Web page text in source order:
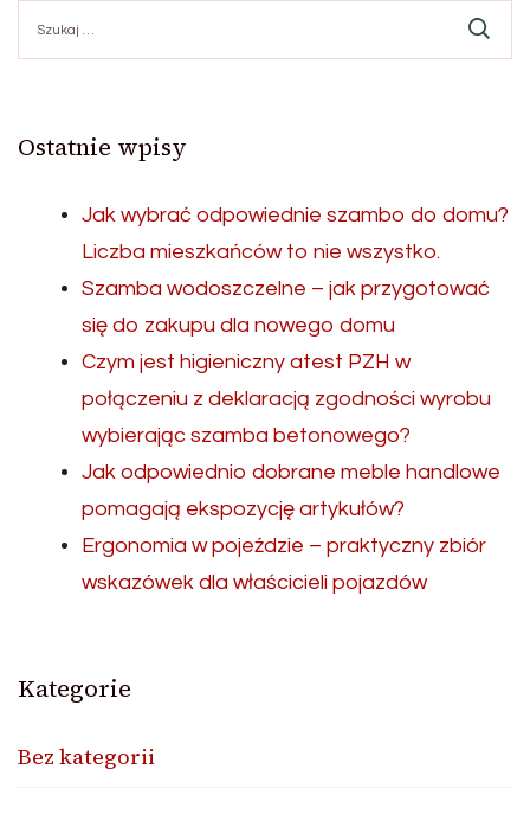
Ostatnie wpisy
Jak wybrać odpowiednie szambo do domu?
Liczba mieszkańców to nie wszystko.
Szamba wodoszczelne – jak przygotować
się do zakupu dla nowego domu
Czym jest higieniczny atest PZH w
połączeniu z deklaracją zgodności wyrobu
wybierając szamba betonowego?
Jak odpowiednio dobrane meble handlowe
pomagają ekspozycję artykułów?
Ergonomia w pojeździe – praktyczny zbiór
wskazówek dla właścicieli pojazdów
Kategorie
Bez kategorii